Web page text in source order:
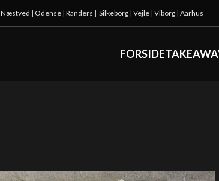
Næstved | Odense | Randers | Silkeborg | Vejle | Viborg | Aarhus
FORSIDE